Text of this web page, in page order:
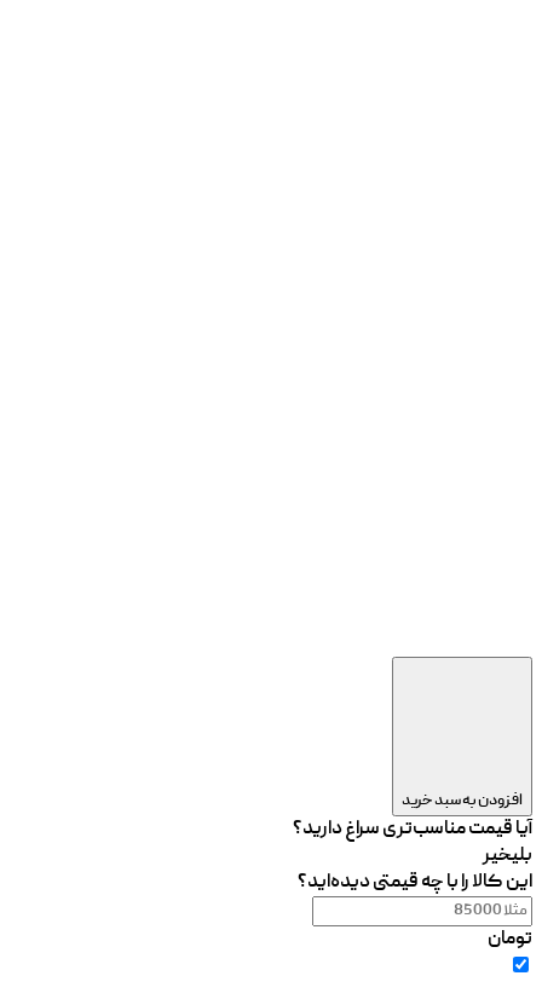
افزودن به سبد خرید
آیا قیمت مناسب‌تری سراغ دارید؟
بلیخیر
این کالا را با چه قیمتی دیده‌اید؟
تومان